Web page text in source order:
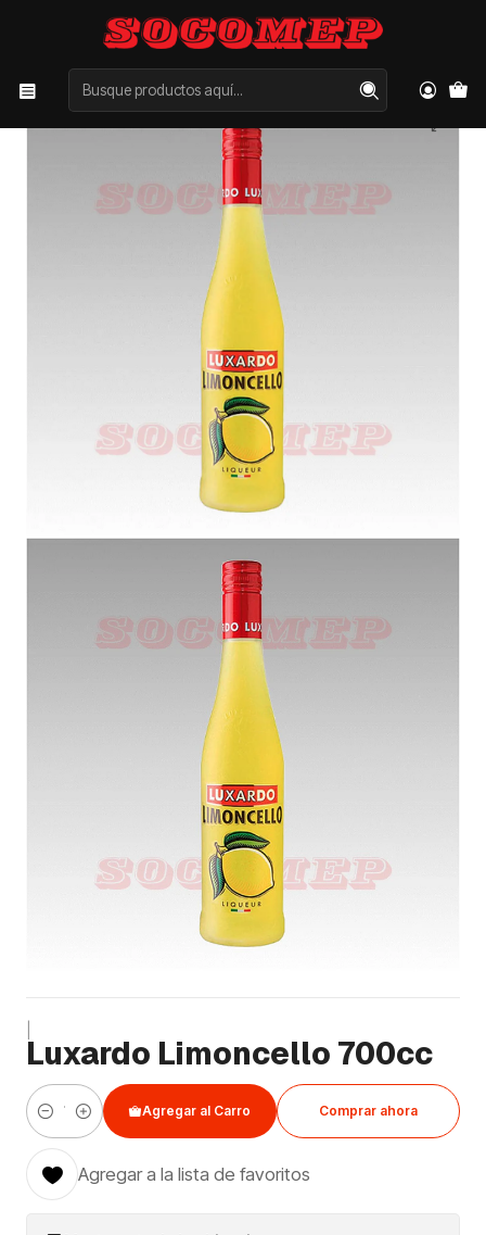
Inicio Categorías LICORES
OTROS
Luxardo Limoncello 700cc
Luxardo Limoncello 700cc
Cantidad
Agregar al Carro Comprar ahora
Agregar a la lista de favoritos